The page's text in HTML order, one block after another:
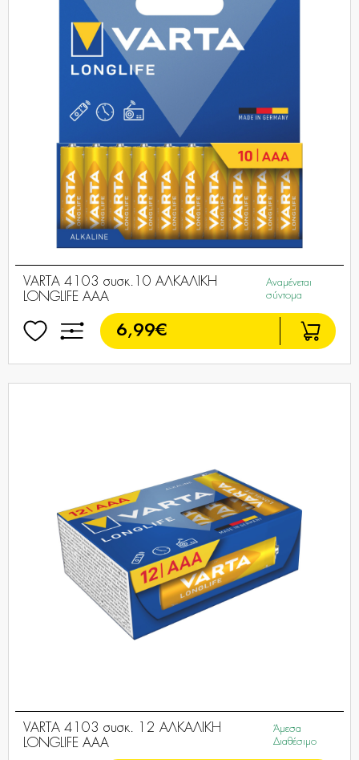
VARTA 4103 συσκ.10 ΑΛΚΑΛΙΚΗ
LONGLIFE ΑΑΑ
Αναμένεται
σύντομα
6,99€
VARTA 4103 συσκ. 12 ΑΛΚΑΛΙΚΗ
LONGLIFE AAA
Άμεσα
Διαθέσιμο